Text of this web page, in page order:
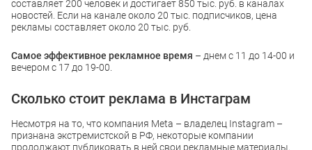
составляет 200 человек и достигает 850 тыс. руб. в каналах
новостей. Если на канале около 20 тыс. подписчиков, цена
рекламы составляет около 20 тыс. руб.
Самое эффективное рекламное время – днем с 11 до 14-00 и
вечером с 17 до 19-00.
Сколько стоит реклама в Инстаграм
Несмотря на то, что компания Meta – владелец Instagram –
признана экстремистской в РФ, некоторые компании
продолжают публиковать в ней свои рекламные материалы.